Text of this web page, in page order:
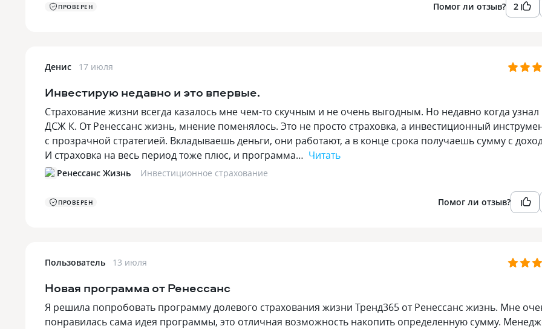
ПРОВЕРЕН Помог ли отзыв? 2
Денис 17 июля
Инвестирую недавно и это впервые.
Страхование жизни всегда казалось мне чем-то скучным и не очень выгодным. Но недавно когда
ДСЖ К. От Ренессанс жизнь, мнение поменялось. Это не просто страховка, а инвестиционный
с прозрачной стратегией. Вкладываешь деньги, они работают, а в конце срока получаешь сумму с
И страховка на весь период тоже плюс, и программа… Читать
Ренессанс Жизнь Инвестиционное страхование
ПРОВЕРЕН Помог ли отзыв?
Пользователь 13 июля
Новая программа от Ренессанс
Я решила попробовать программу долевого страхования жизни Тренд365 от Ренессанс жизнь. Мне
понравилась сама идея программы, это отличная возможность накопить определенную сумму.